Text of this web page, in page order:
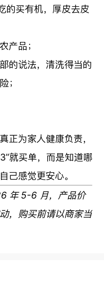
的买有机，厚皮去皮
产品；
的说法，清洗得当的
；
正为家人健康负责，
就买单，而是知道哪
己感觉更安心。
年 5-6 月，产品价
，购买前请以商家当